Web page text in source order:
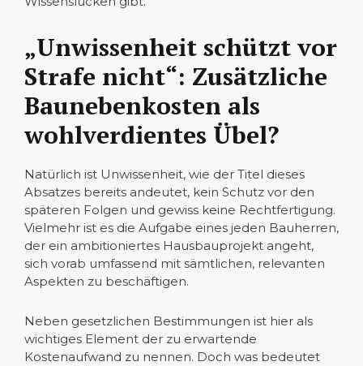
„Unwissenheit schützt vor
Strafe nicht“: Zusätzliche
Baunebenkosten als
wohlverdientes Übel?
Natürlich ist Unwissenheit, wie der Titel dieses
Absatzes bereits andeutet, kein Schutz vor den
späteren Folgen und gewiss keine Rechtfertigung.
Vielmehr ist es die Aufgabe eines jeden Bauherren,
der ein ambitioniertes Hausbauprojekt angeht,
sich vorab umfassend mit sämtlichen, relevanten
Aspekten zu beschäftigen.
Neben gesetzlichen Bestimmungen ist hier als
wichtiges Element der zu erwartende
Kostenaufwand zu nennen. Doch was bedeutet